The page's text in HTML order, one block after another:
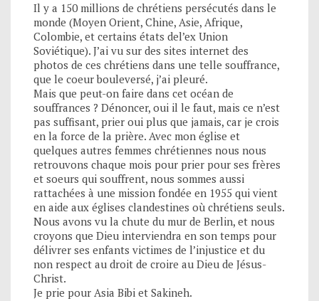
Il y a 150 millions de chrétiens persécutés dans le
monde (Moyen Orient, Chine, Asie, Afrique,
Colombie, et certains états del’ex Union
Soviétique). J’ai vu sur des sites internet des
photos de ces chrétiens dans une telle souffrance,
que le coeur bouleversé, j’ai pleuré.
Mais que peut-on faire dans cet océan de
souffrances ? Dénoncer, oui il le faut, mais ce n’est
pas suffisant, prier oui plus que jamais, car je crois
en la force de la prière. Avec mon église et
quelques autres femmes chrétiennes nous nous
retrouvons chaque mois pour prier pour ses frères
et soeurs qui souffrent, nous sommes aussi
rattachées à une mission fondée en 1955 qui vient
en aide aux églises clandestines où chrétiens seuls.
Nous avons vu la chute du mur de Berlin, et nous
croyons que Dieu interviendra en son temps pour
délivrer ses enfants victimes de l’injustice et du
non respect au droit de croire au Dieu de Jésus-
Christ.
Je prie pour Asia Bibi et Sakineh.